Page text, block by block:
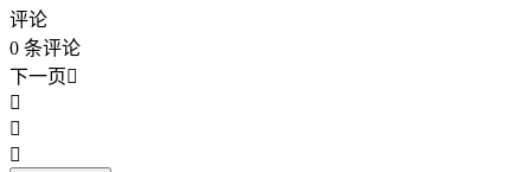
评论
0 条评论
下一页


